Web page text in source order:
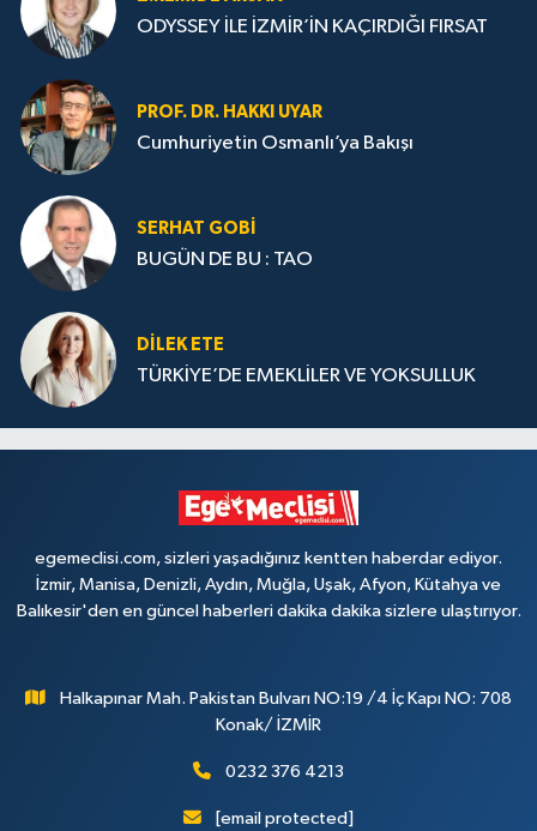
ODYSSEY İLE İZMİR’İN KAÇIRDIĞI FIRSAT
PROF. DR. HAKKI UYAR
Cumhuriyetin Osmanlı’ya Bakışı
SERHAT GOBİ
BUGÜN DE BU : TAO
DILEK ETE
TÜRKİYE’DE EMEKLİLER VE YOKSULLUK
egemeclisi.com, sizleri yaşadığınız kentten haberdar ediyor.
İzmir, Manisa, Denizli, Aydın, Muğla, Uşak, Afyon, Kütahya ve
Balıkesir'den en güncel haberleri dakika dakika sizlere ulaştırıyor.
Halkapınar Mah. Pakistan Bulvarı NO:19 /4 İç Kapı NO: 708
Konak/ İZMİR
0232 376 4213
[email protected]